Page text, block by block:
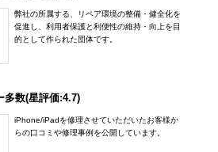
弊社の所属する、リペア環境の整備・健全化を
促進し、利用者保護と利便性の維持・向上を目
的として作られた団体です。
数(星評価:4.7)
iPhone/iPadを修理させていただいたお客様か
らの口コミや修理事例を公開しています。